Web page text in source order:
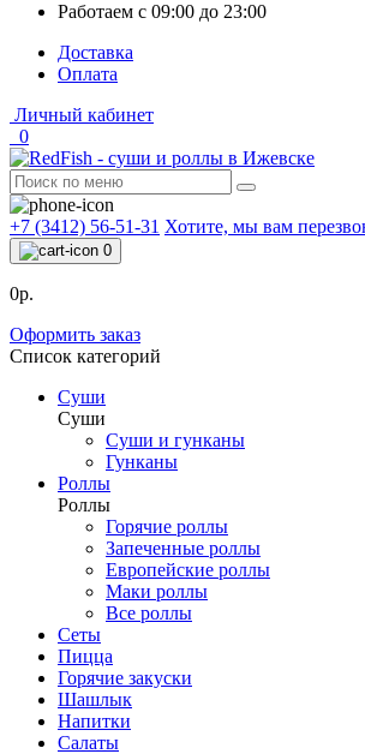
Работаем с 09:00 до 23:00
Доставка
Оплата
Личный кабинет
0
+7 (3412) 56-51-31 Хотите, мы вам
0
0р.
Оформить заказ
Список категорий
Суши
Суши
Суши и гунканы
Гунканы
Роллы
Роллы
Горячие роллы
Запеченные роллы
Европейские роллы
Маки роллы
Все роллы
Сеты
Пицца
Горячие закуски
Шашлык
Напитки
Салаты